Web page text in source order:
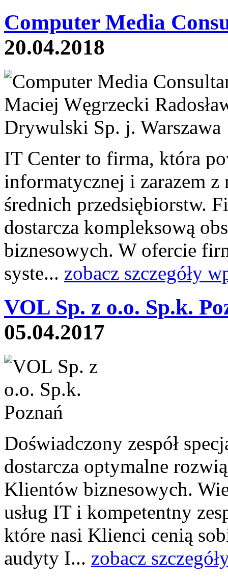
Computer Media
20.04.2018
IT Center to firma, która
informatycznej i zarazem z
średnich przedsiębiorstw.
dostarcza kompleksową
biznesowych. W ofercie
syste... zobacz szczegóły
VOL Sp. z o.o. Sp.k.
05.04.2017
Doświadczony zespół
dostarcza optymalne
Klientów biznesowych.
usług IT i kompetentny
które nasi Klienci cenią
audyty I... zobacz